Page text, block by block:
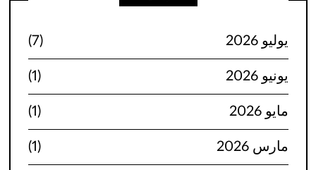
يوليو 2026 (7)
يونيو 2026 (1)
مايو 2026 (1)
مارس 2026 (1)